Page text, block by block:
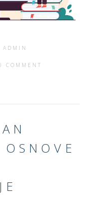
ADMIN
COMMENT